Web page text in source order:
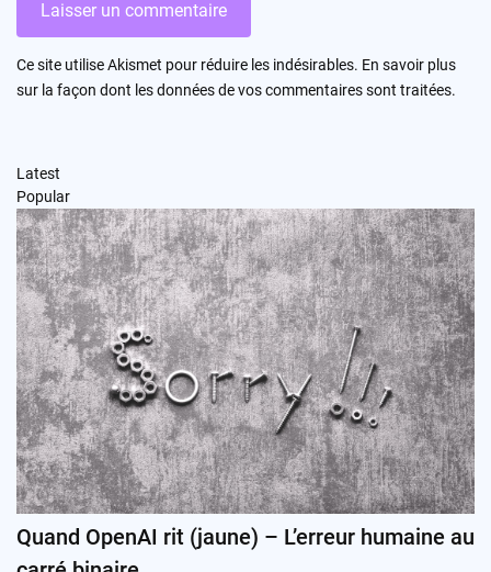
Ce site utilise Akismet pour réduire les indésirables. En savoir plus
sur la façon dont les données de vos commentaires sont traitées.
Latest
Popular
Quand OpenAI rit (jaune) – L’erreur humaine au